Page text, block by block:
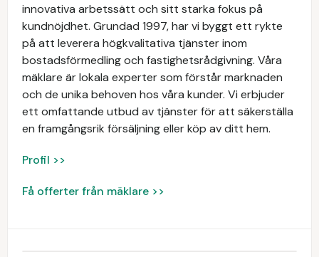
innovativa arbetssätt och sitt starka fokus på
kundnöjdhet. Grundad 1997, har vi byggt ett rykte
på att leverera högkvalitativa tjänster inom
bostadsförmedling och fastighetsrådgivning. Våra
mäklare är lokala experter som förstår marknaden
och de unika behoven hos våra kunder. Vi erbjuder
ett omfattande utbud av tjänster för att säkerställa
en framgångsrik försäljning eller köp av ditt hem.
Profil >>
Få offerter från mäklare >>